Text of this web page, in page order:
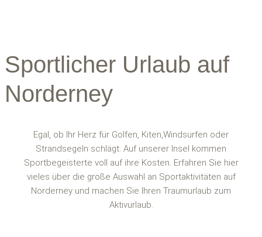
Sportlicher Urlaub auf
Norderney
Egal, ob Ihr Herz für Golfen, Kiten,Windsurfen oder
Strandsegeln schlägt: Auf unserer Insel kommen
Sportbegeisterte voll auf ihre Kosten. Erfahren Sie hier
vieles über die große Auswahl an Sportaktivitäten auf
Norderney und machen Sie Ihren Traumurlaub zum
Aktivurlaub.